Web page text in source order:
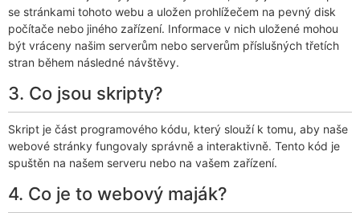
se stránkami tohoto webu a uložen prohlížečem na pevný disk
počítače nebo jiného zařízení. Informace v nich uložené mohou
být vráceny našim serverům nebo serverům příslušných třetích
stran během následné návštěvy.
3. Co jsou skripty?
Skript je část programového kódu, který slouží k tomu, aby naše
webové stránky fungovaly správně a interaktivně. Tento kód je
spuštěn na našem serveru nebo na vašem zařízení.
4. Co je to webový maják?